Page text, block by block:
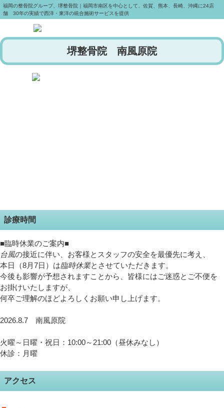
福岡の整骨院グループ、堺整骨院｜福岡市南区を中心として、佐賀、熊本、長崎、沖縄に24店
舗 30年の実績で西洋・東洋の統合施術サービスを提供
堺整骨院 南風原院
診療時間
■臨時休業のご案内■
台風の接近に伴い、お客様とスタッフの安全を最優先に考え、
本日（8月7日）は臨時休業とさせていただきます。
今後も影響が予想されますことから、皆様にはご迷惑とご不便を
お掛けいたしますが、
何卒ご理解のほどよろしくお願い申し上げます。
2026.8.7 南風原院
火曜～日曜・祝日：10:00～21:00（昼休みなし）
休診：月曜
アクセス